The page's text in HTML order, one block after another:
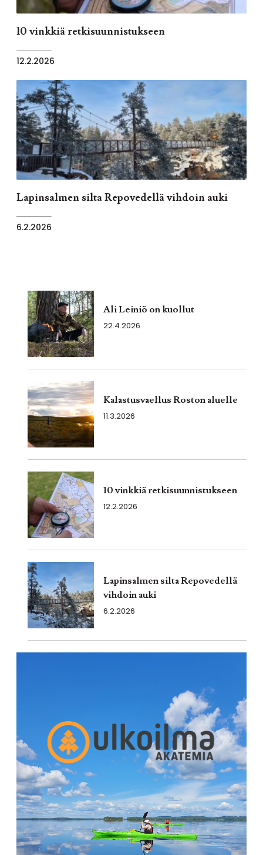
10 vinkkiä retkisuunnistukseen
12.2.2026
Lapinsalmen silta Repovedellä vihdoin auki
6.2.2026
Ali Leiniö on kuollut
22.4.2026
Kalastusvaellus Roston aluelle
11.3.2026
10 vinkkiä retkisuunnistukseen
12.2.2026
Lapinsalmen silta Repovedellä
vihdoin auki
6.2.2026